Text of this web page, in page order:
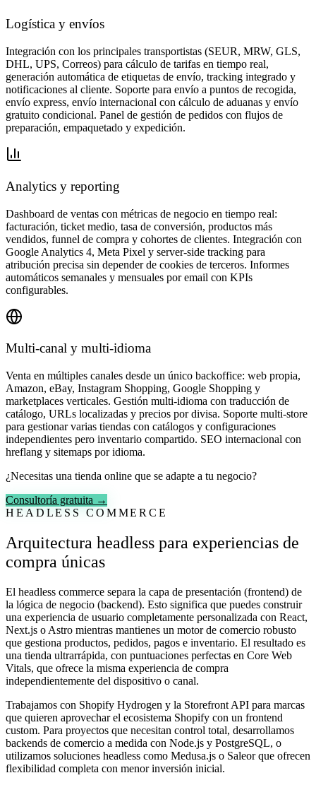
Logística y envíos
Integración con los principales transportistas (SEUR, MRW, GLS,
DHL, UPS, Correos) para cálculo de tarifas en tiempo real,
generación automática de etiquetas de envío, tracking integrado y
notificaciones al cliente. Soporte para envío a puntos de recogida,
envío express, envío internacional con cálculo de aduanas y envío
gratuito condicional. Panel de gestión de pedidos con flujos de
preparación, empaquetado y expedición.
Analytics y reporting
Dashboard de ventas con métricas de negocio en tiempo real:
facturación, ticket medio, tasa de conversión, productos más
vendidos, funnel de compra y cohortes de clientes. Integración con
Google Analytics 4, Meta Pixel y server-side tracking para
atribución precisa sin depender de cookies de terceros. Informes
automáticos semanales y mensuales por email con KPIs
configurables.
Multi-canal y multi-idioma
Venta en múltiples canales desde un único backoffice: web propia,
Amazon, eBay, Instagram Shopping, Google Shopping y
marketplaces verticales. Gestión multi-idioma con traducción de
catálogo, URLs localizadas y precios por divisa. Soporte multi-store
para gestionar varias tiendas con catálogos y configuraciones
independientes pero inventario compartido. SEO internacional con
hreflang y sitemaps por idioma.
¿Necesitas una tienda online que se adapte a tu negocio?
Consultoría gratuita →
HEADLESS COMMERCE
Arquitectura headless para experiencias de
compra únicas
El headless commerce separa la capa de presentación (frontend) de
la lógica de negocio (backend). Esto significa que puedes construir
una experiencia de usuario completamente personalizada con React,
Next.js o Astro mientras mantienes un motor de comercio robusto
que gestiona productos, pedidos, pagos e inventario. El resultado es
una tienda ultrarrápida, con puntuaciones perfectas en Core Web
Vitals, que ofrece la misma experiencia de compra
independientemente del dispositivo o canal.
Trabajamos con Shopify Hydrogen y la Storefront API para marcas
que quieren aprovechar el ecosistema Shopify con un frontend
custom. Para proyectos que necesitan control total, desarrollamos
backends de comercio a medida con Node.js y PostgreSQL, o
utilizamos soluciones headless como Medusa.js o Saleor que ofrecen
flexibilidad completa con menor inversión inicial.